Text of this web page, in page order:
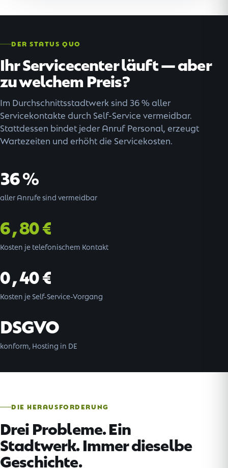
DER STATUS QUO
Ihr Servicecenter läuft — aber
zu welchem Preis?
Im Durchschnittsstadtwerk sind 36 % aller
Servicekontakte durch Self-Service vermeidbar.
Stattdessen bindet jeder Anruf Personal, erzeugt
Wartezeiten und erhöht die Servicekosten.
36 %
aller Anrufe sind vermeidbar
6,80 €
Kosten je telefonischem Kontakt
0,40 €
Kosten je Self-Service-Vorgang
DSGVO
konform, Hosting in DE
DIE HERAUSFORDERUNG
Drei Probleme. Ein
Stadtwerk. Immer dieselbe
Geschichte.